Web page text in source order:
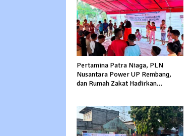
Pertamina Patra Niaga, PLN
Nusantara Power UP Rembang,
dan Rumah Zakat Hadirkan